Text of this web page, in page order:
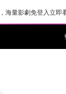
海量影劇免登入立即